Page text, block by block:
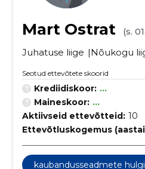
Mart Ostrat
(s.
Juhatuse liige
Nõukogu
Seotud ettevõtete skoorid
Krediidiskoor: ...
Maineskoor: ...
Aktiivseid ettevõtteid: 10
Ettevõtluskogemus
kaubandusseadmete